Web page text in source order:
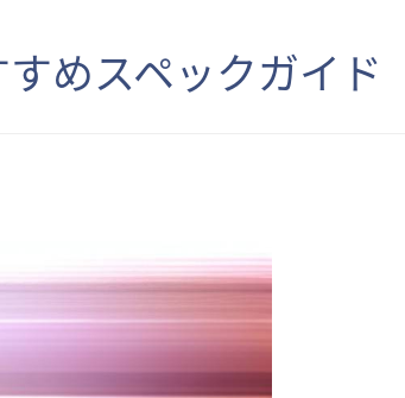
めスペックガイド